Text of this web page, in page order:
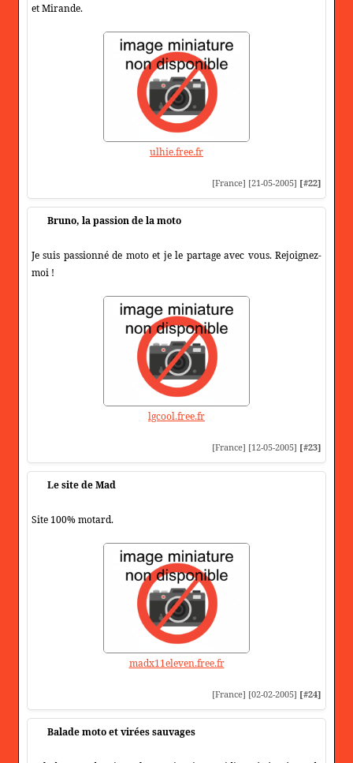
et Mirande.
ulhie.free.fr
[France] [21-05-2005] [#22]
Bruno, la passion de la moto
Je suis passionné de moto et je le partage avec vous. Rejoignez-
moi !
lgcool.free.fr
[France] [12-05-2005] [#23]
Le site de Mad
Site 100% motard.
madx11eleven.free.fr
[France] [02-02-2005] [#24]
Balade moto et virées sauvages